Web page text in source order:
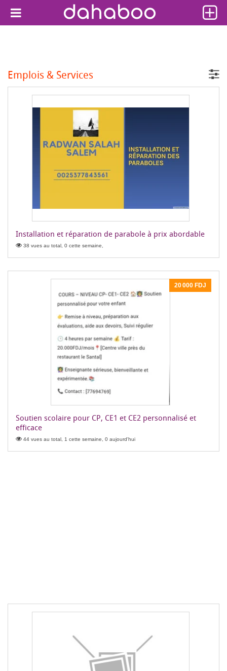
Emplois & Services
Installation et réparation de parabole à prix abordable
38 vues au total, 0 cette semaine,
20 000 FDJ
Soutien scolaire pour CP, CE1 et CE2 personnalisé et
efficace
44 vues au total, 1 cette semaine, 0 aujourd'hui